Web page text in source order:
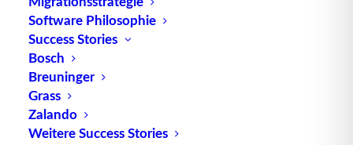
Software Philosophie
Success Stories
Bosch
Breuninger
Grass
Zalando
Weitere Success Stories
Quelle: logipedia / Fraunhofer IML